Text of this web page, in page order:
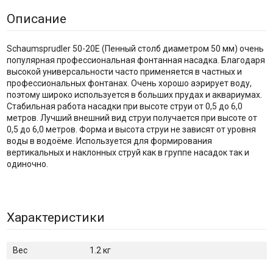
Описание
Schaumsprudler 50-20E (Пенный столб диаметром 50 мм) очень
популярная профессиональная фонтанная насадка. Благодаря
высокой универсальности часто применяется в частных и
профессиональных фонтанах. Очень хорошо аэрирует воду,
поэтому широко используется в больших прудах и аквариумах.
Стабильная работа насадки при высоте струи от 0,5 до 6,0
метров. Лучший внешний вид струи получается при высоте от
0,5 до 6,0 метров. Форма и высота струи не зависят от уровня
воды в водоёме. Используется для формирования
вертикальных и наклонных струй как в группе насадок так и
одиночно.
Характеристики
Вес
1.2 кг